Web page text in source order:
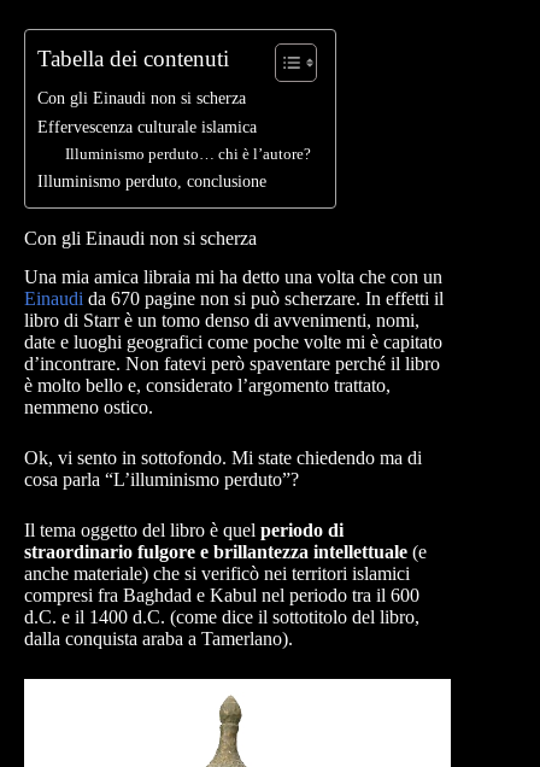
Tabella dei contenuti
Con gli Einaudi non si scherza
Effervescenza culturale islamica
Illuminismo perduto… chi è l’autore?
Illuminismo perduto, conclusione
Con gli Einaudi non si scherza
Una mia amica libraia mi ha detto una volta che con un
Einaudi da 670 pagine non si può scherzare. In effetti il
libro di Starr è un tomo denso di avvenimenti, nomi,
date e luoghi geografici come poche volte mi è capitato
d’incontrare. Non fatevi però spaventare perché il libro
è molto bello e, considerato l’argomento trattato,
nemmeno ostico.
Ok, vi sento in sottofondo. Mi state chiedendo ma di
cosa parla “L’illuminismo perduto”?
Il tema oggetto del libro è quel periodo di
straordinario fulgore e brillantezza intellettuale (e
anche materiale) che si verificò nei territori islamici
compresi fra Baghdad e Kabul nel periodo tra il 600
d.C. e il 1400 d.C. (come dice il sottotitolo del libro,
dalla conquista araba a Tamerlano).